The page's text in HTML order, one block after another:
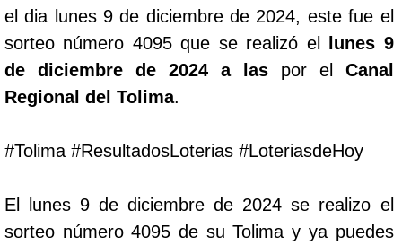
Extra de Colombia
Antioqueñita Día
Astro Luna
el dia lunes 9 de diciembre de 2024, este fue el
sorteo número 4095 que se realizó el
lunes 9
de diciembre de 2024 a las por el Canal
Regional del Tolima.
#Tolima #ResultadosLoterias #LoteriasdeHoy
El lunes 9 de diciembre de 2024 se realizo el
sorteo número 4095 de su Tolima y ya puedes